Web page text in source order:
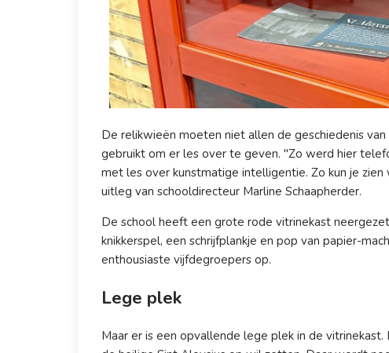
De relikwieën moeten niet allen de geschiedenis
gebruikt om er les over te geven. "Zo werd hier
met les over kunstmatige intelligentie. Zo kun je
uitleg van schooldirecteur Marline Schaapherder.
De school heeft een grote rode vitrinekast
knikkerspel, een schrijfplankje en pop van papier-
enthousiaste vijfdegroepers op.
Lege plek
Maar er is een opvallende lege plek in de